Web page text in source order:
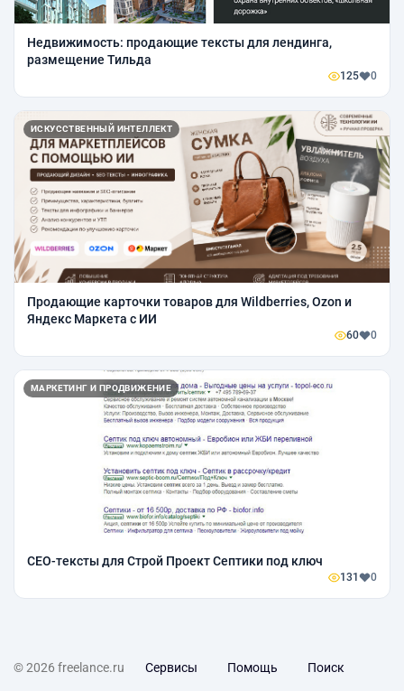
Недвижимость: продающие тексты для лендинга,
размещение Тильда
125 0
ИСКУССТВЕННЫЙ ИНТЕЛЛЕКТ
Продающие карточки товаров для Wildberries, Ozon и
Яндекс Маркета с ИИ
60 0
МАРКЕТИНГ И ПРОДВИЖЕНИЕ
СЕО-тексты для Строй Проект Септики под ключ
131 0
© 2026 freelance.ru Сервисы Помощь Поиск